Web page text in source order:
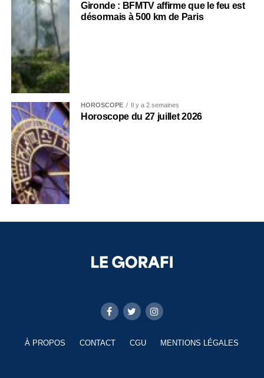
Gironde : BFMTV affirme que le feu est
désormais à 500 km de Paris
HOROSCOPE Il y a 2 semaines
Horoscope du 27 juillet 2026
À PROPOS CONTACT CGU MENTIONS LÉGALES